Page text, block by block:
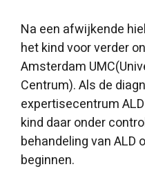
Na een afwijkende
het kind voor verder
Amsterdam UMC
Centrum). Als de
expertisecentrum
kind daar onder
behandeling van ALD
beginnen.